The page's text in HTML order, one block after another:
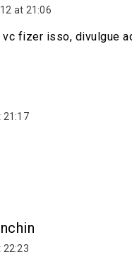
at 21:06
vc fizer isso, divulgue